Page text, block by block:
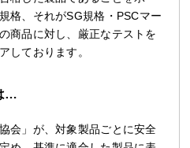
格、それがSG規格・PSCマー
商品に対し、厳正なテストを
しております。
…
会」が、対象製品ごとに安全